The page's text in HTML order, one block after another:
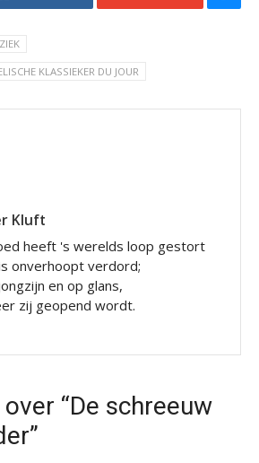
KLASSIEKER DU JOUR
Kluft
heeft 's werelds loop gestort
onverhoopt verdord;
en op glans,
zij geopend wordt.
“De schreeuw